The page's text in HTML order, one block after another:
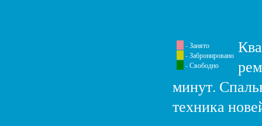
- Занято
- Забронировано
- Свободно
минут.
техника